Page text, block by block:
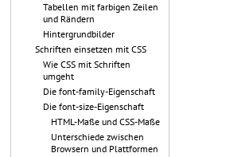
Tabellen mit farbigen Zeilen
und Rändern
Hintergrundbilder
Schriften einsetzen mit CSS
Wie CSS mit Schriften
umgeht
Die font-family-Eigenschaft
Die font-size-Eigenschaft
HTML-Maße und CSS-Maße
Unterschiede zwischen
Browsern und Plattformen